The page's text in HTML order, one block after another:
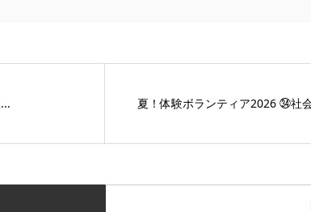
夏！体験ボランティア2026 ㉞